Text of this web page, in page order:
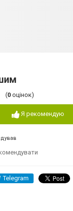
(0 оцінок)
Я рекомендую
Telegram